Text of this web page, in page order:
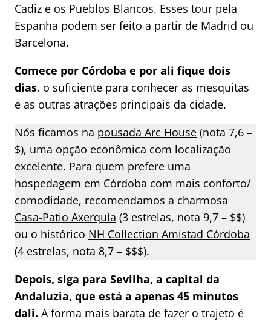
Cadiz e os Pueblos Blancos. Esses tour pela
Espanha podem ser feito a partir de Madrid ou
Barcelona.
Comece por Córdoba e por ali fique dois
dias, o suficiente para conhecer as mesquitas
e as outras atrações principais da cidade.
Nós ficamos na pousada Arc House (nota 7,6 –
$), uma opção econômica com localização
excelente. Para quem prefere uma
hospedagem em Córdoba com mais conforto/
comodidade, recomendamos a charmosa
Casa-Patio Axerquía (3 estrelas, nota 9,7 – $$)
ou o histórico NH Collection Amistad Córdoba
(4 estrelas, nota 8,7 – $$$).
Depois, siga para Sevilha, a capital da
Andaluzia, que está a apenas 45 minutos
dali. A forma mais barata de fazer o trajeto é